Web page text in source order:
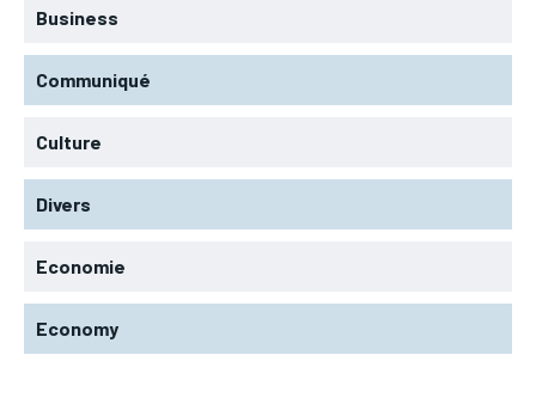
Business
Communiqué
Culture
Divers
Economie
Economy